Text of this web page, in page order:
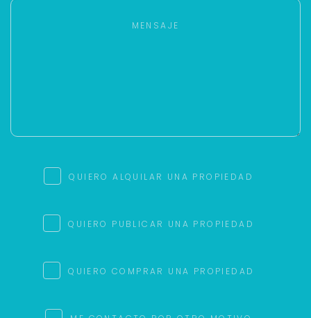
QUIERO ALQUILAR UNA PROPIEDAD
QUIERO PUBLICAR UNA PROPIEDAD
QUIERO COMPRAR UNA PROPIEDAD